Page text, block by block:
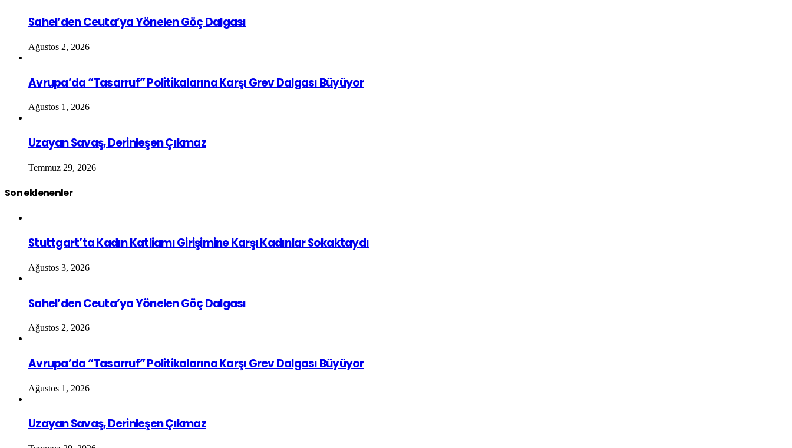
Sahel’den Ceuta’ya Yönelen Göç Dalgası
Ağustos 2, 2026
Avrupa’da “Tasarruf” Politikalarına Karşı Grev Dalgası Büyüyor
Ağustos 1, 2026
Uzayan Savaş, Derinleşen Çıkmaz
Temmuz 29, 2026
Son eklenenler
Stuttgart’ta Kadın Katliamı Girişimine Karşı Kadınlar Sokaktaydı
Ağustos 3, 2026
Sahel’den Ceuta’ya Yönelen Göç Dalgası
Ağustos 2, 2026
Avrupa’da “Tasarruf” Politikalarına Karşı Grev Dalgası Büyüyor
Ağustos 1, 2026
Uzayan Savaş, Derinleşen Çıkmaz